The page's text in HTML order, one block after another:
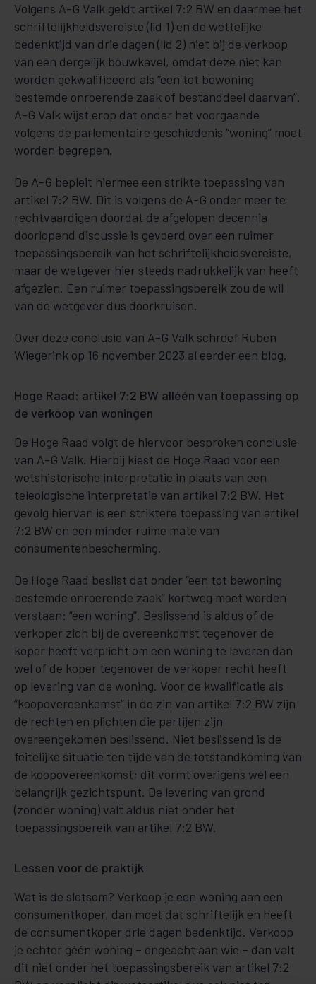
Volgens A-G Valk geldt artikel 7:2 BW en daarmee het
schriftelijkheidsvereiste (lid 1) en de wettelijke
bedenktijd van drie dagen (lid 2) niet bij de verkoop
van een dergelijk bouwkavel, omdat deze niet kan
worden gekwalificeerd als “een tot bewoning
bestemde onroerende zaak of bestanddeel daarvan”.
A-G Valk wijst erop dat onder het voorgaande
volgens de parlementaire geschiedenis “woning” moet
worden begrepen.
De A-G bepleit hiermee een strikte toepassing van
artikel 7:2 BW. Dit is volgens de A-G onder meer te
rechtvaardigen doordat de afgelopen decennia
doorlopend discussie is gevoerd over een ruimer
toepassingsbereik van het schriftelijkheidsvereiste,
maar de wetgever hier steeds nadrukkelijk van heeft
afgezien. Een ruimer toepassingsbereik zou de wil
van de wetgever dus doorkruisen.
Over deze conclusie van A-G Valk schreef Ruben
Wiegerink op 16 november 2023 al eerder een blog.
Hoge Raad: artikel 7:2 BW alléén van toepassing op
de verkoop van woningen
De Hoge Raad volgt de hiervoor besproken conclusie
van A-G Valk. Hierbij kiest de Hoge Raad voor een
wetshistorische interpretatie in plaats van een
teleologische interpretatie van artikel 7:2 BW. Het
gevolg hiervan is een striktere toepassing van artikel
7:2 BW en een minder ruime mate van
consumentenbescherming.
De Hoge Raad beslist dat onder “een tot bewoning
bestemde onroerende zaak” kortweg moet worden
verstaan: “een woning”. Beslissend is aldus of de
verkoper zich bij de overeenkomst tegenover de
koper heeft verplicht om een woning te leveren dan
wel of de koper tegenover de verkoper recht heeft
op levering van de woning. Voor de kwalificatie als
“koopovereenkomst” in de zin van artikel 7:2 BW zijn
de rechten en plichten die partijen zijn
overeengekomen beslissend. Niet beslissend is de
feitelijke situatie ten tijde van de totstandkoming van
de koopovereenkomst; dit vormt overigens wél een
belangrijk gezichtspunt. De levering van grond
(zonder woning) valt aldus niet onder het
toepassingsbereik van artikel 7:2 BW.
Lessen voor de praktijk
Wat is de slotsom? Verkoop je een woning aan een
consumentkoper, dan moet dat schriftelijk en heeft
de consumentkoper drie dagen bedenktijd. Verkoop
je echter géén woning – ongeacht aan wie – dan valt
dit niet onder het toepassingsbereik van artikel 7:2